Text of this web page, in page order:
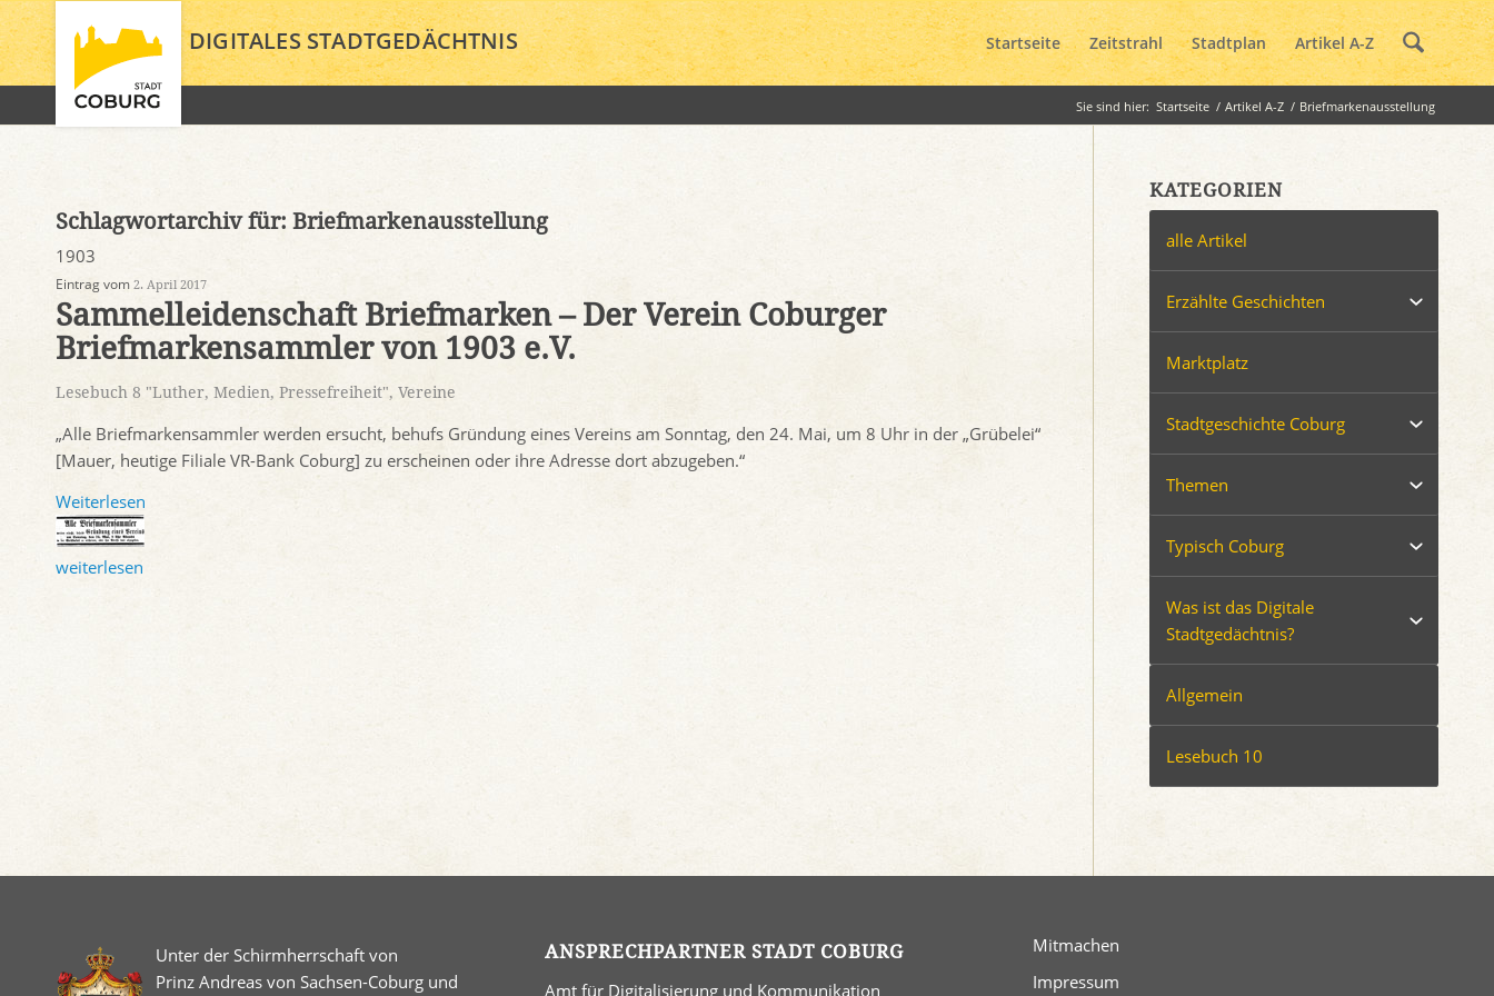
DIGITALES STADTGEDÄCHTNIS Startseite Zeitstrahl Stadtplan Artikel A-Z
Sie sind hier: Startseite / Artikel A-Z / Briefmarkenausstellung
Schlagwortarchiv für: Briefmarkenausstellung
1903
Eintrag vom 2. April 2017
Sammelleidenschaft Briefmarken – Der Verein Coburger
Briefmarkensammler von 1903 e.V.
Lesebuch 8 "Luther, Medien, Pressefreiheit", Vereine
„Alle Briefmarkensammler werden ersucht, behufs Gründung eines Vereins am Sonntag, den 24. Mai, um 8 Uhr in der „Grübelei“
[Mauer, heutige Filiale VR-Bank Coburg] zu erscheinen oder ihre Adresse dort abzugeben.“
Weiterlesen
weiterlesen
KATEGORIEN
alle Artikel
Erzählte Geschichten
Marktplatz
Stadtgeschichte Coburg
Themen
Typisch Coburg
Was ist das Digitale
Stadtgedächtnis?
Allgemein
Lesebuch 10
Unter der Schirmherrschaft von
Prinz Andreas von Sachsen-Coburg und
ANSPRECHPARTNER STADT COBURG
Amt für Digitalisierung und Kommunikation
Mitmachen
Impressum